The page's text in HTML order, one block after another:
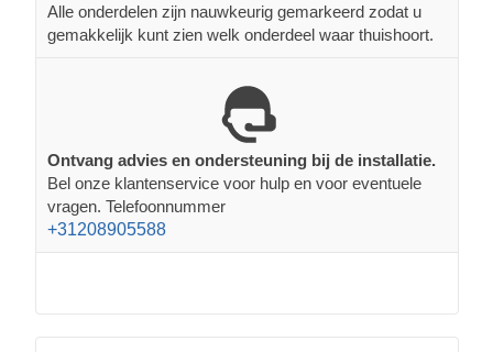
Alle onderdelen zijn nauwkeurig gemarkeerd zodat u
gemakkelijk kunt zien welk onderdeel waar thuishoort.
Ontvang advies en ondersteuning bij de installatie.
Bel onze klantenservice voor hulp en voor eventuele
vragen. Telefoonnummer
+31208905588